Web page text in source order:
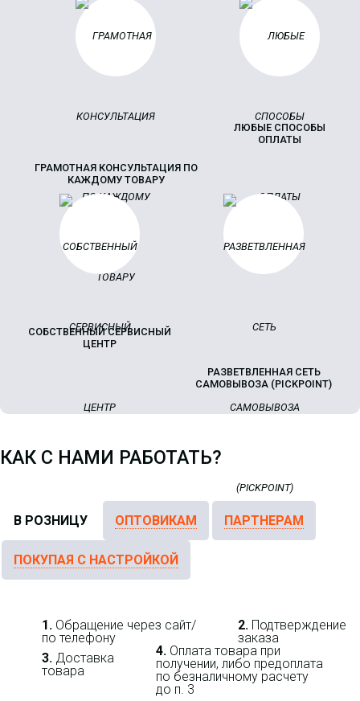
ГРАМОТНАЯ КОНСУЛЬТАЦИЯ ПО
КАЖДОМУ ТОВАРУ
ЛЮБЫЕ СПОСОБЫ
ОПЛАТЫ
СОБСТВЕННЫЙ СЕРВИСНЫЙ
ЦЕНТР
РАЗВЕТВЛЕННАЯ СЕТЬ
САМОВЫВОЗА (PICKPOINT)
КАК С НАМИ РАБОТАТЬ?
В РОЗНИЦУ ОПТОВИКАМ ПАРТНЕРАМ
ПОКУПАЯ С НАСТРОЙКОЙ
1. Обращение через сайт/
по телефону
2. Подтверждение
заказа
3. Доставка
товара
4. Оплата товара при
получении, либо предоплата
по безналичному расчету
до п. 3